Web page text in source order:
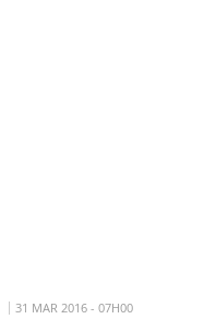
31 MAR 2016 - 07H00